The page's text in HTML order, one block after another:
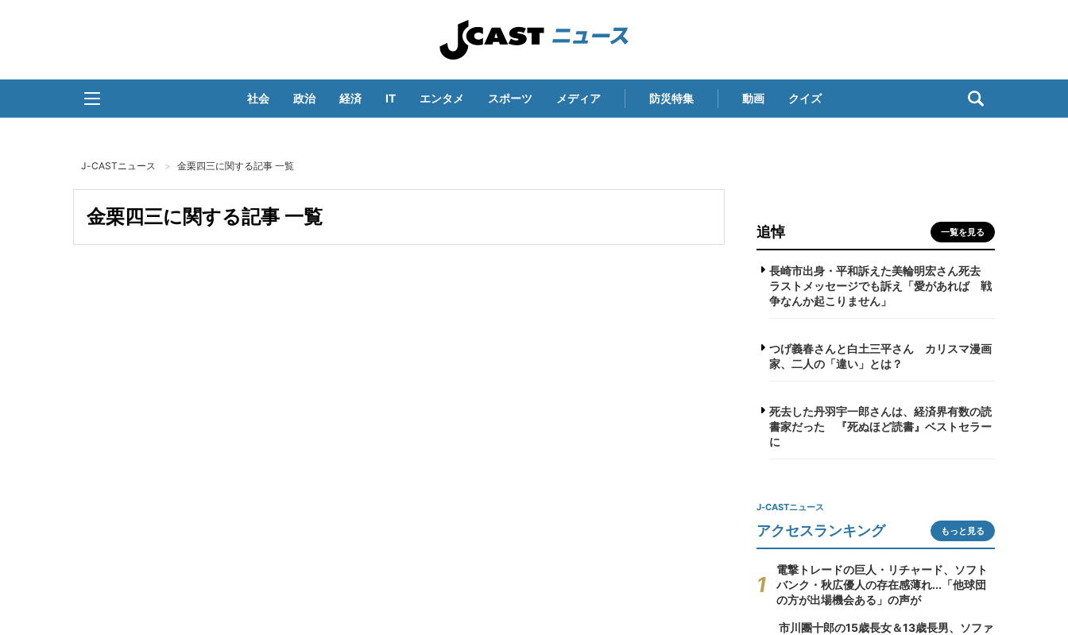
社会 政治 経済 IT エンタメ スポーツ メディア 防災特集 動画 クイズ
J-CASTニュース 金栗四三に関する記事 一覧
金栗四三に関する記事 一覧
追悼 一覧を見る
長崎市出身・平和訴えた美輪明宏さん死去
ラストメッセージでも訴え「愛があれば 戦
争なんか起こりません」
つげ義春さんと白土三平さん カリスマ漫画
家、二人の「違い」とは？
死去した丹羽宇一郎さんは、経済界有数の読
書家だった 『死ぬほど読書』ベストセラー
に
J-CASTニュース
アクセスランキング もっと見る
電撃トレードの巨人・リチャード、ソフト
バンク・秋広優人の存在感薄れ...「他球団
の方が出場機会ある」の声が
市川團十郎の15歳長女＆13歳長男、ソファ